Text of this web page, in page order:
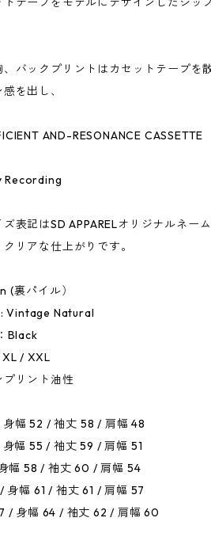
バックプリントはカセットテープを
を出し、
AND-RESONANCE CASSETTE
Recording
表記はSD APPARELオリジナルネー
リアな仕上がりです。
(裏パイル）
Vintage Natural
Black
/ XXL
リント油性
幅 52 / 袖丈 58 / 肩幅 48
幅 55 / 袖丈 59 / 肩幅 51
幅 58 / 袖丈 60 / 肩幅 54
身幅 61 / 袖丈 61 / 肩幅 57
/ 身幅 64 / 袖丈 62 / 肩幅 60